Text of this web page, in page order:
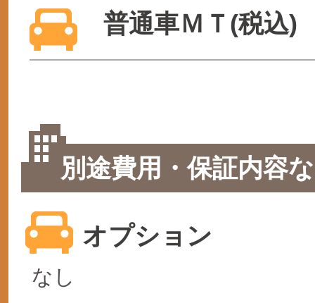
普通車ＭＴ(税込)
別途費用・保証内容
オプション
なし